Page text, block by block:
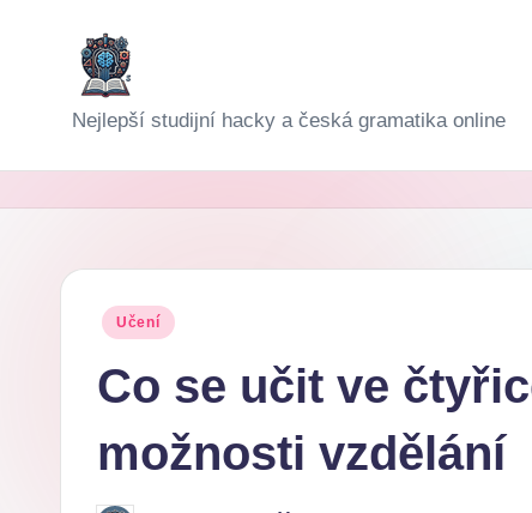
D
i
i-
Nejlepší studijní hacky a česká gramatika online
Posted
Učení
Co se učit ve
možnosti vzdělání